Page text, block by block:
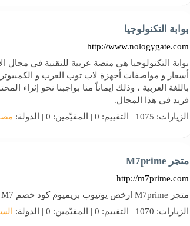
بوابة التكنولوجيا
http://www.nologygate.com
بوابة التكنولوجيا هي منصة عربية للتقنية في مجال
أسعار و مواصفات أجهزة لاب توب العرب و
باللغة العربية ، وذلك إيماناً منا بواجبنا نحو
فريد في هذا المجال.
الزيارات: 1075 | التقييم: 0 | المقيّمين: 0 | الدولة:
متجر M7prime
http://m7prime.com
متجر M7prime ارخص يوتيوب بريميوم كود خصم M7 السنه ب٤٥!!
الزيارات: 1070 | التقييم: 0 | المقيّمين: 0 | الدولة: